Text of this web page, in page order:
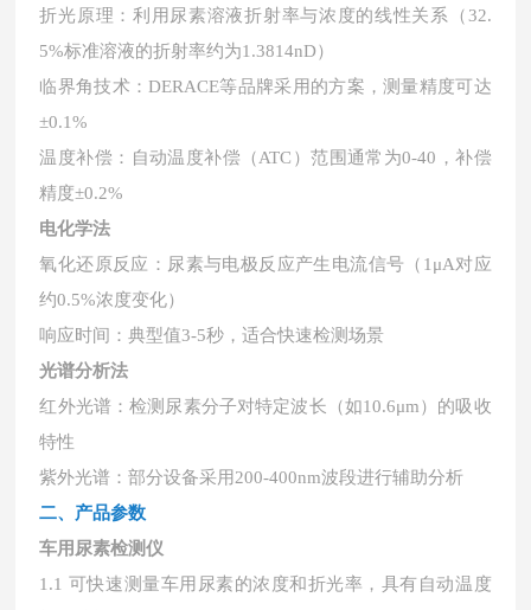
折光原理：利用尿素溶液折射率与浓度的线性关系（32.
5%标准溶液的折射率约为1.3814nD）
临界角技术：DERACE等品牌采用的方案，测量精度可达
±0.1%
温度补偿：自动温度补偿（ATC）范围通常为0-40，补偿
精度±0.2%
电化学法
氧化还原反应：尿素与电极反应产生电流信号（ 1μA对应
约0.5%浓度变化）
响应时间：典型值3-5秒，适合快速检测场景
光谱分析法
红外光谱：检测尿素分子对特定波长（如10.6μm）的吸收
特性
紫外光谱：部分设备采用 200-400nm波段进行辅助分析
二、产品参数
车用尿素检测仪
1.1 可快速测量车用尿素的浓度和折光率，具有自动温度